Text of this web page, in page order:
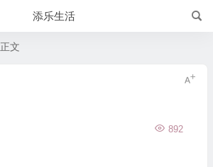
添乐生活
正文
892